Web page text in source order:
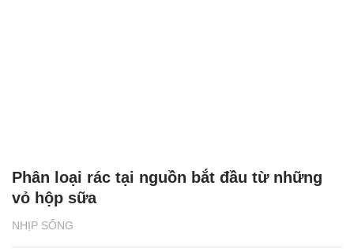
NHỊP SỐNG
Phân loại rác tại nguồn bắt đầu từ những
vỏ hộp sữa